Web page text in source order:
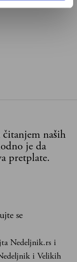
čitanjem naših
je da
pretplate.
se
Nedeljnik.rs i
i Velikih